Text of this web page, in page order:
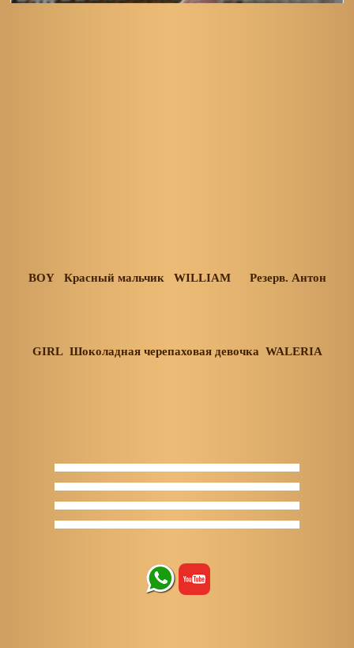
BOY Красный мальчик WILLIAM Резерв. Антон
GIRL Шоколадная черепаховая девочка WALERIA